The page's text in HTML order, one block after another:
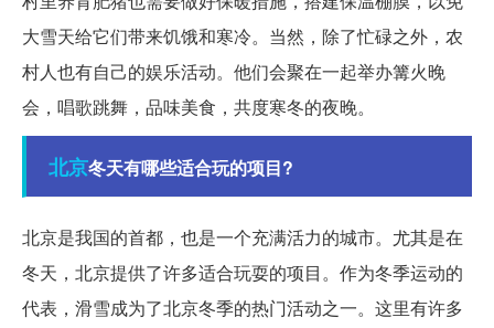
大雪天给它们带来饥饿和寒冷。当然，除了忙碌之外，农
村人也有自己的娱乐活动。他们会聚在一起举办篝火晚
会，唱歌跳舞，品味美食，共度寒冬的夜晚。
北京冬天有哪些适合玩的项目?
北京是我国的首都，也是一个充满活力的城市。尤其是在
冬天，北京提供了许多适合玩耍的项目。作为冬季运动的
代表，滑雪成为了北京冬季的热门活动之一。这里有许多